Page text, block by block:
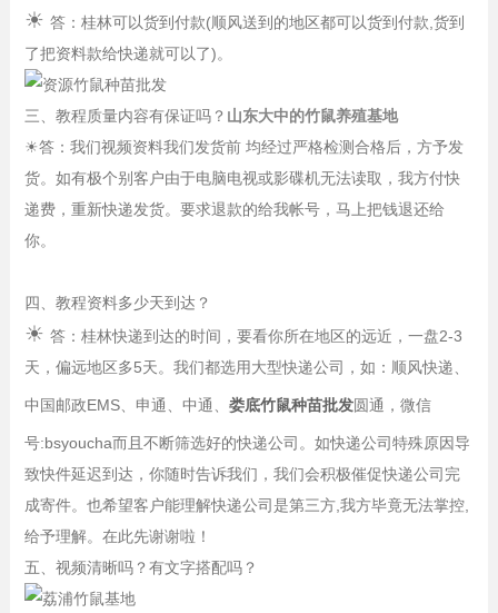
☀ 答：桂林可以货到付款(顺风送到的地区都可以货到付款,货到
了把资料款给快递就可以了)。
三、教程质量内容有保证吗？ 山东大中的竹鼠养殖基地
☀答：我们视频资料我们发货前 均经过严格检测合格后，方予发
货。如有极个别客户由于电脑电视或影碟机无法读取，我方付快
递费，重新快递发货。要求退款的给我帐号，马上把钱退还给
你。
四、教程资料多少天到达？
☀ 答：桂林快递到达的时间，要看你所在地区的远近，一盘2-3
天，偏远地区多5天。我们都选用大型快递公司，如：顺风快递、
中国邮政EMS、申通、中通、 娄底竹鼠种苗批发圆通，微信
号:bsyoucha而且不断筛选好的快递公司。如快递公司特殊原因导
致快件延迟到达，你随时告诉我们，我们会积极催促快递公司完
成寄件。也希望客户能理解快递公司是第三方,我方毕竟无法掌控,
给予理解。在此先谢谢啦！
五、视频清晰吗？有文字搭配吗？